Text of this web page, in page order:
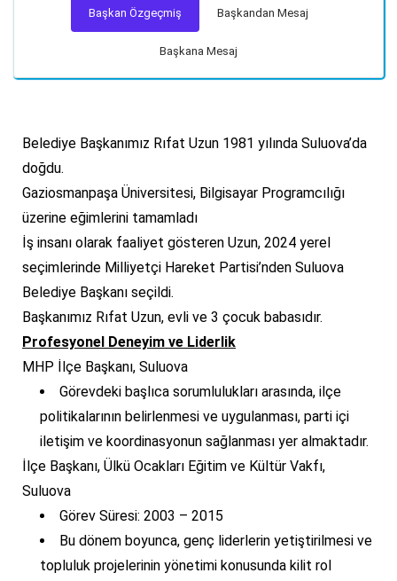
Başkan Özgeçmiş Başkandan Mesaj
Başkana Mesaj
Belediye Başkanımız Rıfat Uzun 1981 yılında Suluova’da
doğdu.
Gaziosmanpaşa Üniversitesi, Bilgisayar Programcılığı
üzerine eğimlerini tamamladı
İş insanı olarak faaliyet gösteren Uzun, 2024 yerel
seçimlerinde Milliyetçi Hareket Partisi’nden Suluova
Belediye Başkanı seçildi.
Başkanımız Rıfat Uzun, evli ve 3 çocuk babasıdır.
Profesyonel Deneyim ve Liderlik
MHP İlçe Başkanı, Suluova
Görevdeki başlıca sorumlulukları arasında, ilçe
politikalarının belirlenmesi ve uygulanması, parti içi
iletişim ve koordinasyonun sağlanması yer almaktadır.
İlçe Başkanı, Ülkü Ocakları Eğitim ve Kültür Vakfı,
Suluova
Görev Süresi: 2003 – 2015
Bu dönem boyunca, genç liderlerin yetiştirilmesi ve
topluluk projelerinin yönetimi konusunda kilit rol